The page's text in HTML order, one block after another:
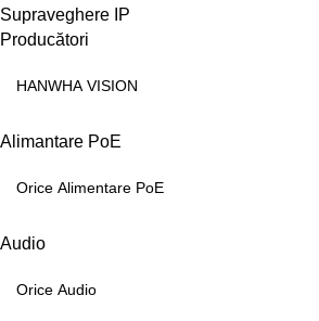
Supraveghere IP
Producători
Alimantare PoE
Audio